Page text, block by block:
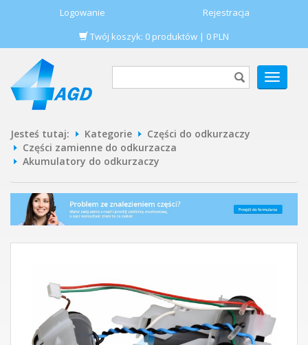
Logowanie
Rejestracja
Twój koszyk: 0 produktów | 0 PLN
POKAŻ
MENU
Jesteś tutaj: Kategorie
Części do odkurzaczy
Części zamienne do odkurzacza
Akumulatory do odkurzaczy